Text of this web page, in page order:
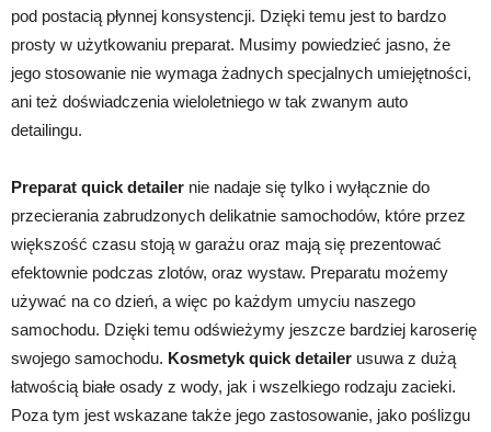
pod postacią płynnej konsystencji. Dzięki temu jest to bardzo
prosty w użytkowaniu preparat. Musimy powiedzieć jasno, że
jego stosowanie nie wymaga żadnych specjalnych umiejętności,
ani też doświadczenia wieloletniego w tak zwanym auto
detailingu.
Preparat quick detailer nie nadaje się tylko i wyłącznie do
przecierania zabrudzonych delikatnie samochodów, które przez
większość czasu stoją w garażu oraz mają się prezentować
efektownie podczas zlotów, oraz wystaw. Preparatu możemy
używać na co dzień, a więc po każdym umyciu naszego
samochodu. Dzięki temu odświeżymy jeszcze bardziej karoserię
swojego samochodu. Kosmetyk quick detailer usuwa z dużą
łatwością białe osady z wody, jak i wszelkiego rodzaju zacieki.
Poza tym jest wskazane także jego zastosowanie, jako poślizgu